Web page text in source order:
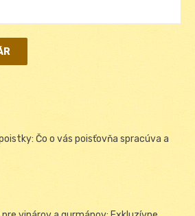
Čo o vás poisťovňa spracúva a